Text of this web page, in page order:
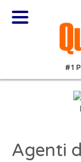
#1
Agenti